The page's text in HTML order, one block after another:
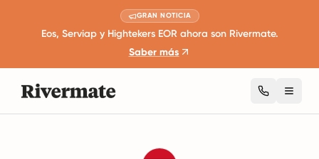
GRAN NOTICIA
Eos, Serviap y Hightekers EOR ahora son Rivermate.
Saber más